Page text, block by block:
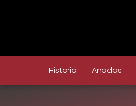
Historia Añadas